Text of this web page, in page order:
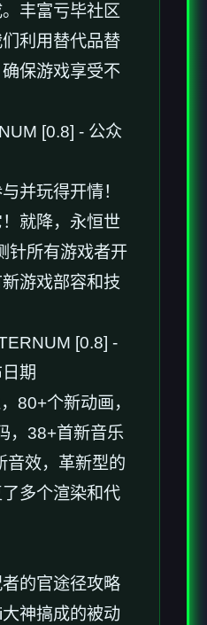
丰富亏毕社区
利用替代品替
保游戏享受不
[0.8] - 公众
并玩得开情！
就降，永恒世
针所有游戏者开
游戏部容和技
[0.8] -
期
80+个新动画，
，38+首新音乐
音效，革新型的
多个渲染和代
的官途径攻略
神搞成的被动